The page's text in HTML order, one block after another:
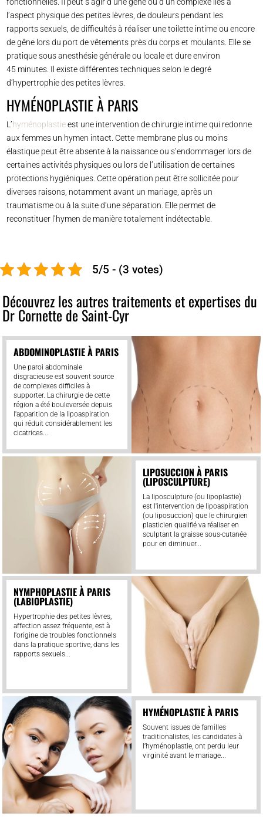
l’aspect physique des petites lèvres, de douleurs pendant les
rapports sexuels, de difficultés à réaliser une toilette intime ou encore
de gêne lors du port de vêtements près du corps et moulants. Elle se
pratique sous anesthésie générale ou locale et dure environ
45 minutes. Il existe différentes techniques selon le degré
d’hypertrophie des petites lèvres.
HYMÉNOPLASTIE À PARIS
L’hyménoplastieest une intervention de chirurgie intime qui redonne
aux femmes un hymen intact. Cette membrane plus ou moins
élastique peut être absente à la naissance ou s’endommager lors de
certaines activités physiques ou lors de l’utilisation de certaines
protections hygiéniques. Cette opération peut être sollicitée pour
diverses raisons, notamment avant un mariage, après un
traumatisme ou à la suite d’une séparation. Elle permet de
reconstituer l’hymen de manière totalement indétectable.
5/5 - (3 votes)
Découvrez les autres traitements et expertises du
Dr Cornette de Saint-Cyr
ABDOMINOPLASTIE À PARIS
Une paroi abdominale
disgracieuse est souvent source
de complexes difficiles à
supporter. La chirurgie de cette
région a été bouleversée depuis
l'apparition de la lipoaspiration
qui réduit considérablement les
cicatrices...
LIPOSUCCION À PARIS
(LIPOSCULPTURE)
La liposculpture (ou lipoplastie)
est l'intervention de lipoaspiration
(ou liposuccion) que le chirurgien
plasticien qualifié va réaliser en
sculptant la graisse sous-cutanée
pour en diminuer...
NYMPHOPLASTIE À PARIS
(LABIOPLASTIE)
Hypertrophie des petites lèvres,
affection assez fréquente, est à
l'origine de troubles fonctionnels
dans la pratique sportive, dans les
rapports sexuels...
HYMÉNOPLASTIE À PARIS
Souvent issues de familles
traditionalistes, les candidates à
l’hyménoplastie, ont perdu leur
virginité avant le mariage...